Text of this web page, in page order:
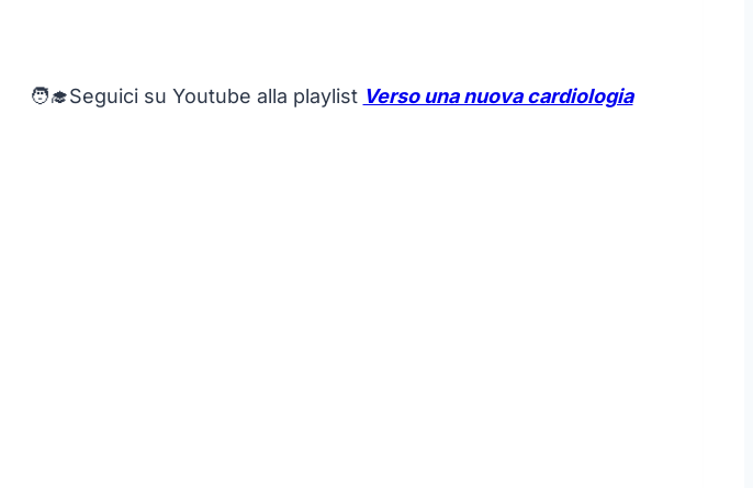
🧑‍🎓Seguici su Youtube alla playlist Verso una nuova cardiologia